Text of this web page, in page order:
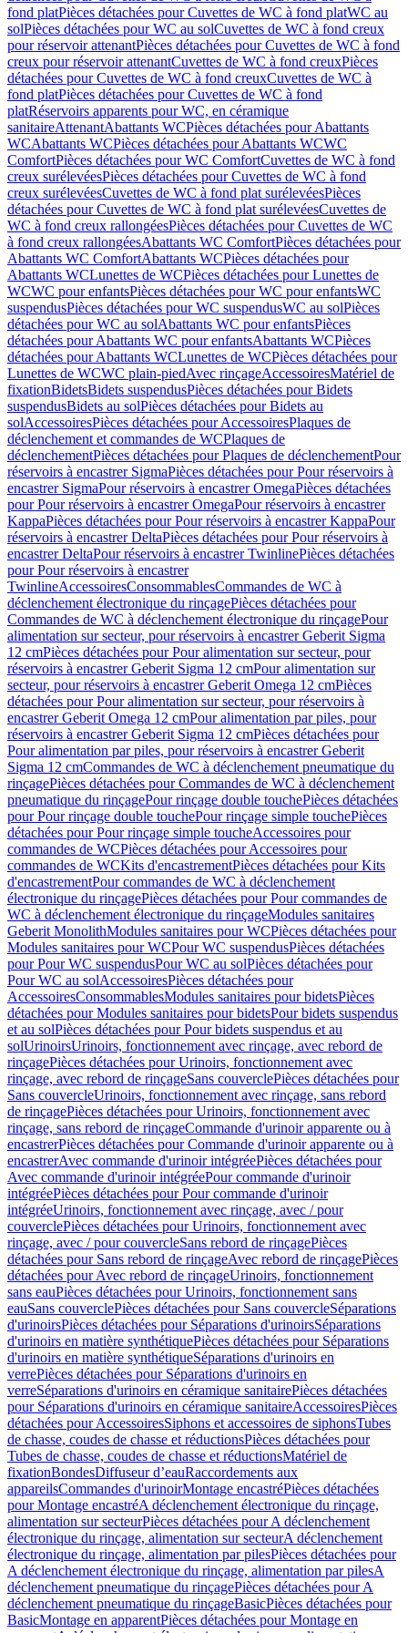
fond platPièces détachées pour Cuvettes de WC à fond platWC au
solPièces détachées pour WC au solCuvettes de WC à fond creux
pour réservoir attenantPièces détachées pour Cuvettes de WC à fond
creux pour réservoir attenantCuvettes de WC à fond creuxPièces
détachées pour Cuvettes de WC à fond creuxCuvettes de WC à
fond platPièces détachées pour Cuvettes de WC à fond
platRéservoirs apparents pour WC, en céramique
sanitaireAttenantAbattants WCPièces détachées pour Abattants
WCAbattants WCPièces détachées pour Abattants WCWC
ComfortPièces détachées pour WC ComfortCuvettes de WC à fond
creux surélevéesPièces détachées pour Cuvettes de WC à fond
creux surélevéesCuvettes de WC à fond plat surélevéesPièces
détachées pour Cuvettes de WC à fond plat surélevéesCuvettes de
WC à fond creux rallongéesPièces détachées pour Cuvettes de WC
à fond creux rallongéesAbattants WC ComfortPièces détachées pour
Abattants WC ComfortAbattants WCPièces détachées pour
Abattants WCLunettes de WCPièces détachées pour Lunettes de
WCWC pour enfantsPièces détachées pour WC pour enfantsWC
suspendusPièces détachées pour WC suspendusWC au solPièces
détachées pour WC au solAbattants WC pour enfantsPièces
détachées pour Abattants WC pour enfantsAbattants WCPièces
détachées pour Abattants WCLunettes de WCPièces détachées pour
Lunettes de WCWC plain-piedAvec rinçageAccessoiresMatériel de
fixationBidetsBidets suspendusPièces détachées pour Bidets
suspendusBidets au solPièces détachées pour Bidets au
solAccessoiresPièces détachées pour AccessoiresPlaques de
déclenchement et commandes de WCPlaques de
déclenchementPièces détachées pour Plaques de déclenchementPour
réservoirs à encastrer SigmaPièces détachées pour Pour réservoirs à
encastrer SigmaPour réservoirs à encastrer OmegaPièces détachées
pour Pour réservoirs à encastrer OmegaPour réservoirs à encastrer
KappaPièces détachées pour Pour réservoirs à encastrer KappaPour
réservoirs à encastrer DeltaPièces détachées pour Pour réservoirs à
encastrer DeltaPour réservoirs à encastrer TwinlinePièces détachées
pour Pour réservoirs à encastrer
TwinlineAccessoiresConsommablesCommandes de WC à
déclenchement électronique du rinçagePièces détachées pour
Commandes de WC à déclenchement électronique du rinçagePour
alimentation sur secteur, pour réservoirs à encastrer Geberit Sigma
12 cmPièces détachées pour Pour alimentation sur secteur, pour
réservoirs à encastrer Geberit Sigma 12 cmPour alimentation sur
secteur, pour réservoirs à encastrer Geberit Omega 12 cmPièces
détachées pour Pour alimentation sur secteur, pour réservoirs à
encastrer Geberit Omega 12 cmPour alimentation par piles, pour
réservoirs à encastrer Geberit Sigma 12 cmPièces détachées pour
Pour alimentation par piles, pour réservoirs à encastrer Geberit
Sigma 12 cmCommandes de WC à déclenchement pneumatique du
rinçagePièces détachées pour Commandes de WC à déclenchement
pneumatique du rinçagePour rinçage double touchePièces détachées
pour Pour rinçage double touchePour rinçage simple touchePièces
détachées pour Pour rinçage simple toucheAccessoires pour
commandes de WCPièces détachées pour Accessoires pour
commandes de WCKits d'encastrementPièces détachées pour Kits
d'encastrementPour commandes de WC à déclenchement
électronique du rinçagePièces détachées pour Pour commandes de
WC à déclenchement électronique du rinçageModules sanitaires
Geberit MonolithModules sanitaires pour WCPièces détachées pour
Modules sanitaires pour WCPour WC suspendusPièces détachées
pour Pour WC suspendusPour WC au solPièces détachées pour
Pour WC au solAccessoiresPièces détachées pour
AccessoiresConsommablesModules sanitaires pour bidetsPièces
détachées pour Modules sanitaires pour bidetsPour bidets suspendus
et au solPièces détachées pour Pour bidets suspendus et au
solUrinoirsUrinoirs, fonctionnement avec rinçage, avec rebord de
rinçagePièces détachées pour Urinoirs, fonctionnement avec
rinçage, avec rebord de rinçageSans couverclePièces détachées pour
Sans couvercleUrinoirs, fonctionnement avec rinçage, sans rebord
de rinçagePièces détachées pour Urinoirs, fonctionnement avec
rinçage, sans rebord de rinçageCommande d'urinoir apparente ou à
encastrerPièces détachées pour Commande d'urinoir apparente ou à
encastrerAvec commande d'urinoir intégréePièces détachées pour
Avec commande d'urinoir intégréePour commande d'urinoir
intégréePièces détachées pour Pour commande d'urinoir
intégréeUrinoirs, fonctionnement avec rinçage, avec / pour
couverclePièces détachées pour Urinoirs, fonctionnement avec
rinçage, avec / pour couvercleSans rebord de rinçagePièces
détachées pour Sans rebord de rinçageAvec rebord de rinçagePièces
détachées pour Avec rebord de rinçageUrinoirs, fonctionnement
sans eauPièces détachées pour Urinoirs, fonctionnement sans
eauSans couverclePièces détachées pour Sans couvercleSéparations
d'urinoirsPièces détachées pour Séparations d'urinoirsSéparations
d'urinoirs en matière synthétiquePièces détachées pour Séparations
d'urinoirs en matière synthétiqueSéparations d'urinoirs en
verrePièces détachées pour Séparations d'urinoirs en
verreSéparations d'urinoirs en céramique sanitairePièces détachées
pour Séparations d'urinoirs en céramique sanitaireAccessoiresPièces
détachées pour AccessoiresSiphons et accessoires de siphonsTubes
de chasse, coudes de chasse et réductionsPièces détachées pour
Tubes de chasse, coudes de chasse et réductionsMatériel de
fixationBondesDiffuseur d’eauRaccordements aux
appareilsCommandes d'urinoirMontage encastréPièces détachées
pour Montage encastréA déclenchement électronique du rinçage,
alimentation sur secteurPièces détachées pour A déclenchement
électronique du rinçage, alimentation sur secteurA déclenchement
électronique du rinçage, alimentation par pilesPièces détachées pour
A déclenchement électronique du rinçage, alimentation par pilesA
déclenchement pneumatique du rinçagePièces détachées pour A
déclenchement pneumatique du rinçageBasicPièces détachées pour
BasicMontage en apparentPièces détachées pour Montage en